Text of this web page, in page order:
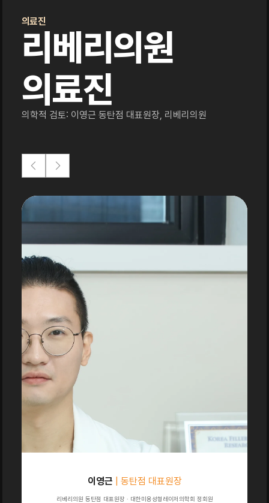
의료진
리베리의원
의료진
의학적 검토: 이영근 동탄점 대표원장, 리베리의원
이영근 | 동탄점 대표원장
리베리의원 동탄점 대표원장 · 대한미용성형레이저의학회 정회원